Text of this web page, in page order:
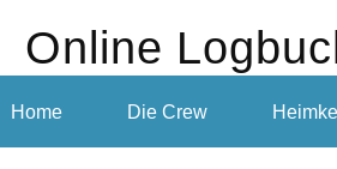
Online
Home Die Crew